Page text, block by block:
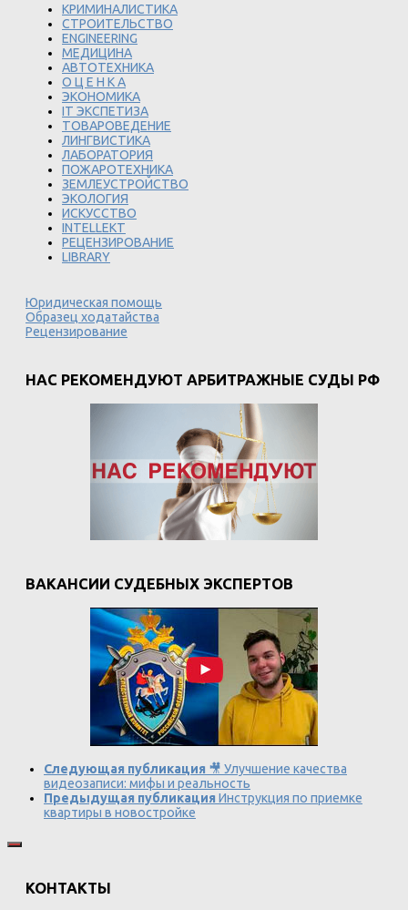
КРИМИНАЛИСТИКА
СТРОИТЕЛЬСТВО
ENGINEERING
МЕДИЦИНА
АВТОТЕХНИКА
О Ц Е Н К А
ЭКОНОМИКА
IT ЭКСПЕТИЗА
ТОВАРОВЕДЕНИЕ
ЛИНГВИСТИКА
ЛАБОРАТОРИЯ
ПОЖАРОТЕХНИКА
ЗЕМЛЕУСТРОЙСТВО
ЭКОЛОГИЯ
ИСКУССТВО
INTELLEKT
РЕЦЕНЗИРОВАНИЕ
LIBRARY
Юридическая помощь
Образец ходатайства
Рецензирование
НАС РЕКОМЕНДУЮТ АРБИТРАЖНЫЕ СУДЫ РФ
ВАКАНСИИ СУДЕБНЫХ ЭКСПЕРТОВ
Следующая публикация 🎥 Улучшение качества
видеозаписи: мифы и реальность
Предыдущая публикация Инструкция по приемке
квартиры в новостройке
КОНТАКТЫ